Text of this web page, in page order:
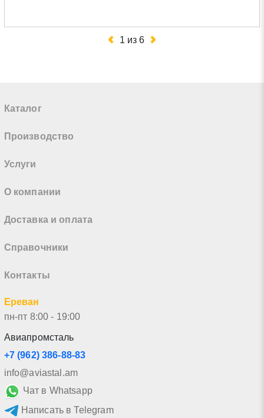
1 из6
Каталог
Производство
Услуги
О компании
Доставка и оплата
Справочники
Контакты
Ереван
пн-пт 8:00 - 19:00
Авиапромсталь
+7 (962) 386-88-83
info@aviastal.am
Чат в Whatsapp
Написать в Telegram